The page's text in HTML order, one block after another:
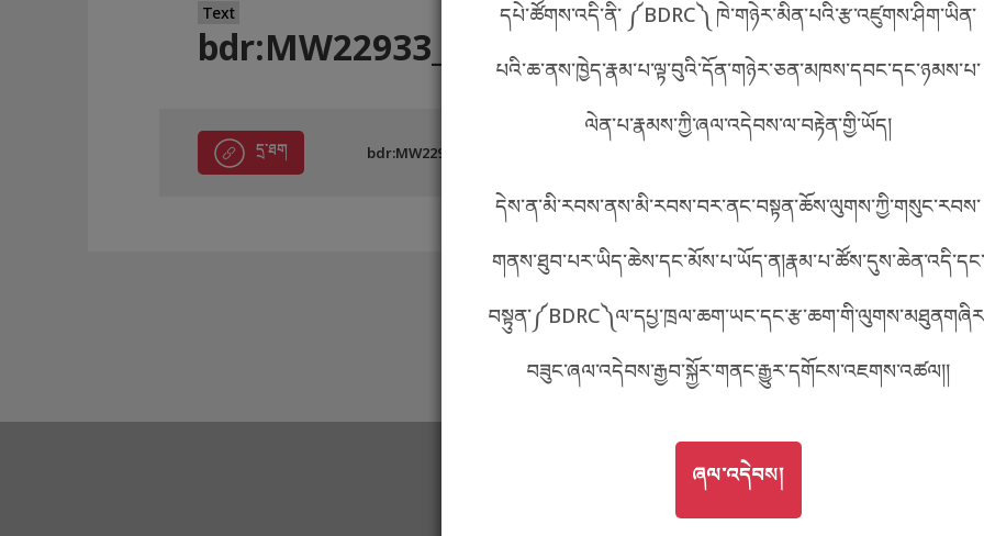
བོད་ཡིག
English
ភាសាខ្មែរ
དཔེ་ཚོགས་འདི་ནི་ ༼BDRC༽ ཁེ་གཉེར་མིན་པའི་རྩ་འཛུགས་ཤིག་ཡིན་
པའི་ཆ་ནས་ཁྱེད་རྣམ་པ་ལྟ་བུའི་དོན་གཉེར་ཅན་མཁས་དབང་དང་ཉམས་པ་
ལེན་པ་རྣམས་ཀྱི་ཞལ་འདེབས་ལ་བརྟེན་གྱི་ཡོད།
དེས་ན་མི་རབས་ནས་མི་རབས་བར་ནང་བསྟན་ཆོས་ལུགས་ཀྱི་གསུང་རབས་
གནས་ཐུབ་པར་ཡིད་ཆེས་དང་མོས་པ་ཡོད་ན།རྣམ་པ་ཚོས་དུས་ཆེན་འདི་དང་
བཟུང་ཞལ་འདེབས་རྒྱབ་སྐྱོར་གནང་རྒྱུར་དགོངས་འཇགས་འཚལ།།
GO TOཞལ་འདེབས།
ཞལ་འདེབས།
Text
bdr:MW22933_CD1A55
དྲ་ཐག bdr:MW22933_CD1A55 metadata ཕབ་ལེན། འདིའི་ཡོང་ཁུངས།